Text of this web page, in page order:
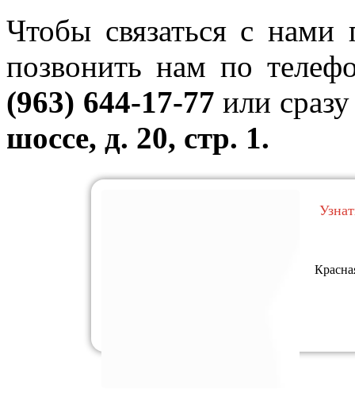
Чтобы связаться с
позвонить нам по
(963) 644-17-77 или
шоссе, д. 20, стр. 1.